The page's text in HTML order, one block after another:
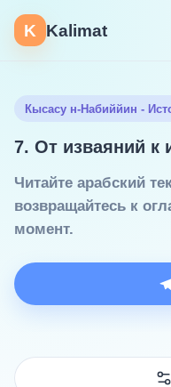
K Kalimat
Кысасу н-Набиййин -
7. От изваяний к
Читайте арабский
возвращайтесь к
момент.